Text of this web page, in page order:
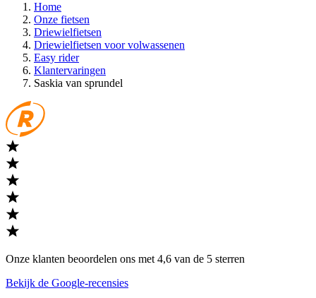
Home
Onze fietsen
Driewielfietsen
Driewielfietsen voor volwassenen
Easy rider
Klantervaringen
Saskia van sprundel
Onze klanten beoordelen ons met 4,6 van de 5 sterren
Bekijk de Google-recensies